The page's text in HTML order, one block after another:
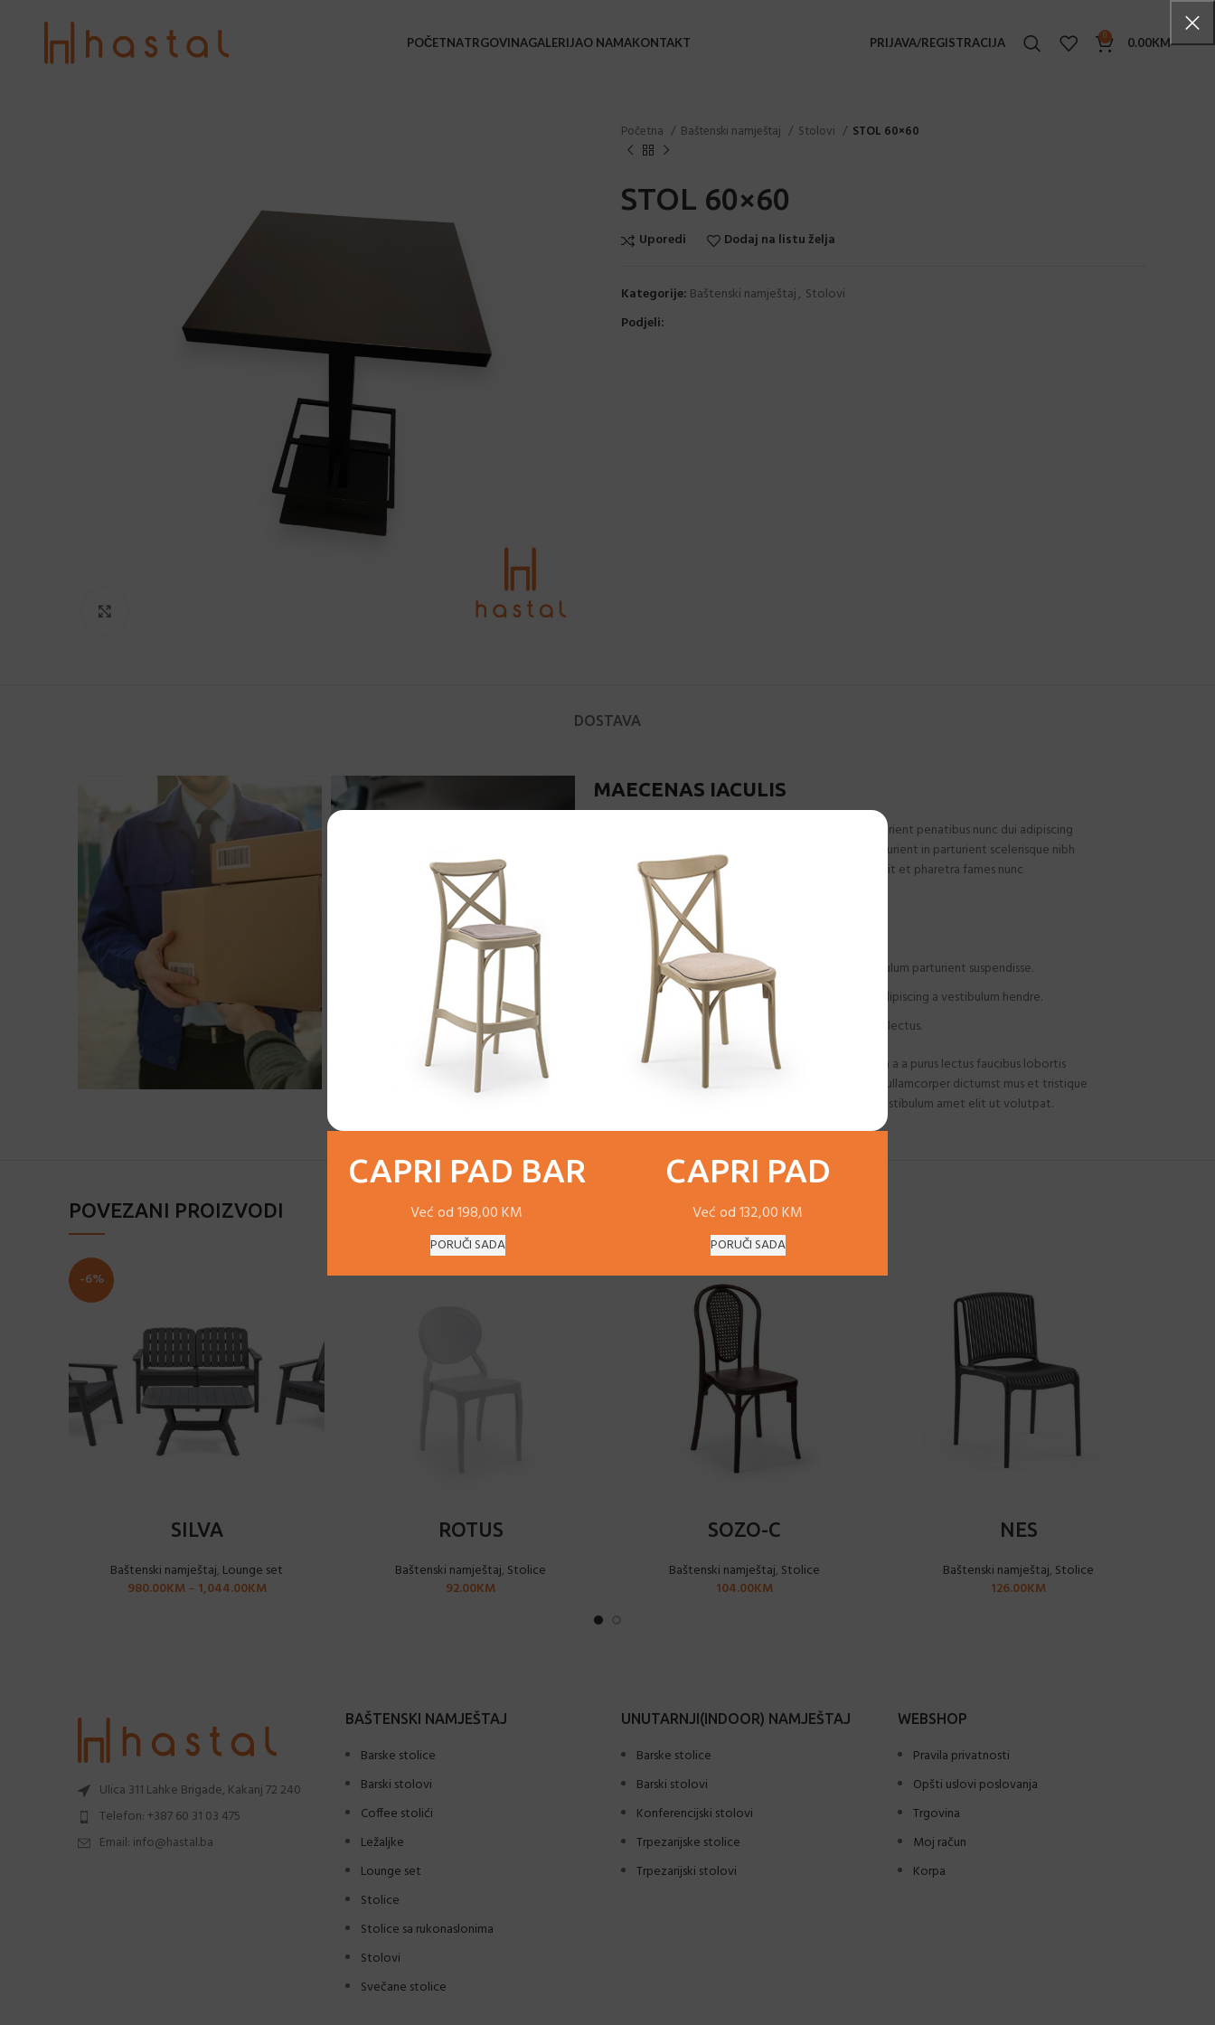
CAPRI PAD BAR
Već od 198,00 KM
CAPRI PAD
Već od 132,00 KM
PORUČI SADA PORUČI SADA
POČETNATRGOVINA
BAŠTENSKI NAMJEŠTAJ
Coffee stolići
Ležaljke
Stolice
GALERIJAO NAMAKONTAKT PRIJAVA/REGISTRACIJA 0 0.00KM
Početna Baštenski namještaj Stolovi STOL 60×60
STOL 60×60
Uporedi Dodaj na listu želja
Kategorije: Baštenski namještaj, Stolovi
Podjeli:
DOSTAVA
MAECENAS IACULIS
Vestibulum curae torquent diam diam commodo parturient penatibus nunc dui adipiscing
convallis bulum parturient suspendisse parturient a.Parturient in parturient scelerisque nibh
lectus quam a natoque adipiscing a vestibulum hendrerit et pharetra fames nunc
natoque dui.
ADIPISCING CONVALLIS BULUM
Vestibulum penatibus nunc dui adipiscing convallis bulum parturient suspendisse.
Abitur parturient praesent lectus quam a natoque adipiscing a vestibulum hendre.
Diam parturient dictumst parturient scelerisque nibh lectus.
Scelerisque adipiscing bibendum sem vestibulum et in a a a purus lectus faucibus lobortis
tincidunt purus lectus nisl class eros.Condimentum a et ullamcorper dictumst mus et tristique
elementum nam inceptos hac parturient scelerisque vestibulum amet elit ut volutpat.
POVEZANI PROIZVODI
-6%
SILVA
Baštenski namještaj, Lounge set
980.00KM– 1,044.00KM
ROTUS
Baštenski namještaj, Stolice
92.00KM
SOZO-C
Baštenski namještaj, Stolice
104.00KM
NES
Baštenski namještaj, Stolice
126.00KM
Ulica 311 Lahke Brigade, Kakanj 72 240
Telefon: +387 60 31 03 475
Email: info@hastal.ba
BAŠTENSKI NAMJEŠTAJ
Barske stolice
Barski stolovi
Coffee stolići
Ležaljke
Lounge set
Stolice
Stolice sa rukonaslonima
Stolovi
Svečane stolice
UNUTARNJI(INDOOR) NAMJEŠTAJ
Barske stolice
Barski stolovi
Konferencijski stolovi
Trpezarijske stolice
Trpezarijski stolovi
WEBSHOP
Pravila privatnosti
Opšti uslovi poslovanja
Trgovina
Moj račun
Korpa